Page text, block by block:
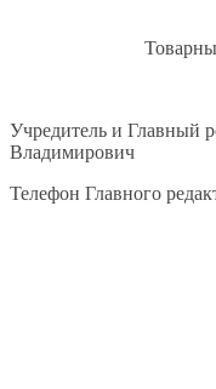
Учредитель и Главный
Владимирович
Телефон Главного